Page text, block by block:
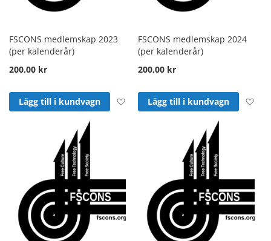
FSCONS medlemskap 2023
(per kalenderår)
200,00 kr
Lägg till i kundvagn Lägg till i önskelista
FSCONS medlemskap 2024
(per kalenderår)
200,00 kr
Lägg till i kundvagn